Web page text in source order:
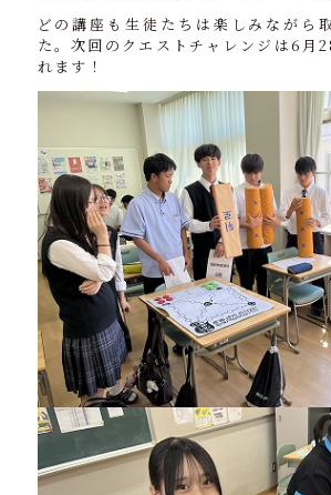
どの講座も生徒たちは楽しみながら
た。次回のクエストチャレンジは6月
れます！